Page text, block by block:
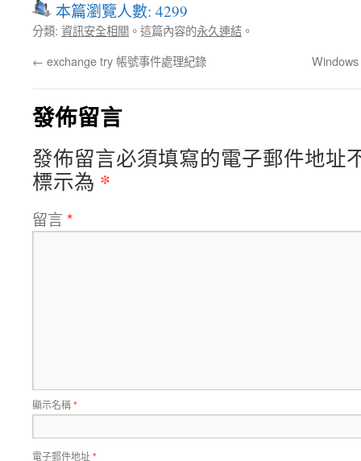
本篇瀏覽人數: 4299
分類: 資訊安全相關 。這篇內容的永久連結 。
← exchange try 帳號事件處理紀錄
發佈留言
發佈留言必須填寫的電子郵件地址
標示為 *
留言 *
顯示名稱*
電子郵件地址*